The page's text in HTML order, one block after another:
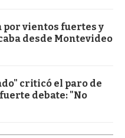
vientos fuertes y
desde Montevideo
criticó el paro de
debate: "No